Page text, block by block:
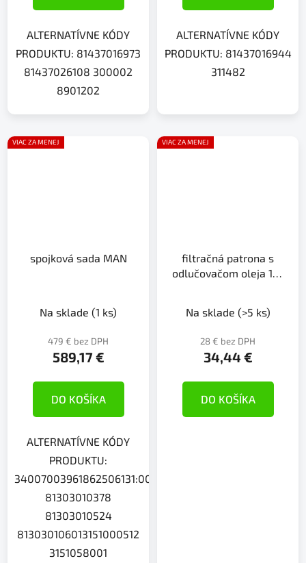
ALTERNATÍVNE KÓDY
PRODUKTU: 81437016973
81437026108 300002
8901202
ALTERNATÍVNE KÓDY
PRODUKTU: 81437016944
311482
VIAC ZA MENEJ
spojková sada MAN
Na sklade (1 ks)
479 € bez DPH
589,17 €
DO KOŠÍKA
ALTERNATÍVNE KÓDY
PRODUKTU:
34007003961862506131:009
81303010378
81303010524
813030106013151000512
3151058001
VIAC ZA MENEJ
filtračná patrona s
odlučovačom oleja 18-
Na sklade (>5 ks)
28 € bez DPH
34,44 €
DO KOŠÍKA